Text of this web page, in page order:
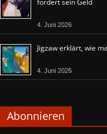
fordert sein Geld
4. Juni 2026
Jigzaw erklärt, wie
4. Juni 2026
Abonnieren